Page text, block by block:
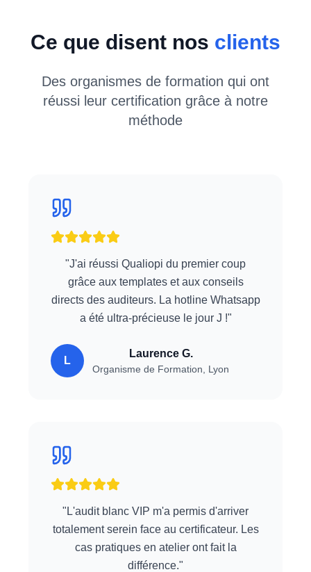
Ce que disent nos clients
Des organismes de formation qui ont
réussi leur certification grâce à notre
méthode
"J'ai réussi Qualiopi du premier coup
grâce aux templates et aux conseils
directs des auditeurs. La hotline Whatsapp
a été ultra-précieuse le jour J !"
L
Laurence G.
Organisme de Formation Lyon
" L'audit blanc VIP m'a permis d'arriver
totalement serein face au certificateur. Les
cas pratiques en atelier ont fait la
différence."